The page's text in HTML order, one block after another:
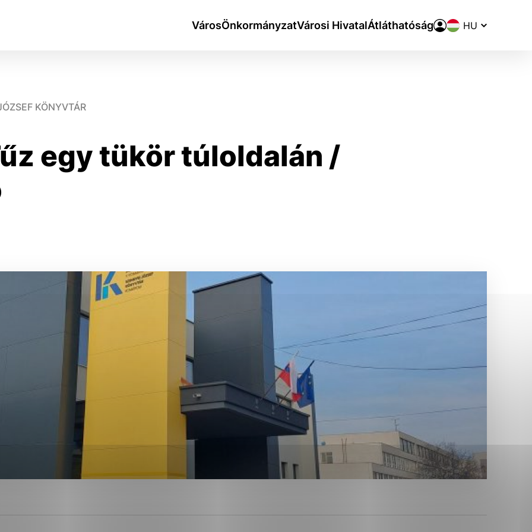
VárosÖnkormányzatVárosi HivatalÁtláthatóság Nyelvváltó
KÖNYVTÁR
egy tükör túloldalán /
ktorú chcete povoliť
pre prevádzku nevyhnutné a pomáhajú urobiť webové stránky uplatniteľnými tým,
ako je navigácia na stránke a prístup k zabezpečeným oblastiam webovej
cookie nemôže web správne fungovať.
prevádzkovateľovi stránok pochopiť, ako návštevníci stránok stránku používajú,
a ponúknuť im lepšiu skúsenosť. Všetky dáta sa zbierajú anonymne a nie je
osobou.